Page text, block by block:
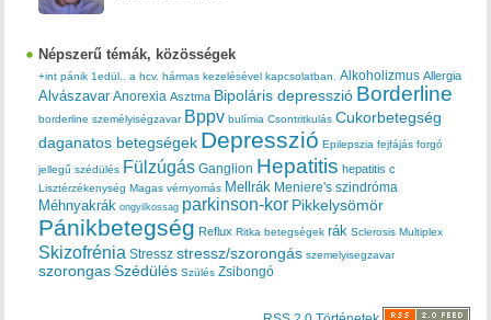
Népszerű témák, közösségek
+int pánik 1edül.. a hcv. hármas kezelésével kapcsolatban. Alkoholizmus Allergia
Alvászavar Anorexia Asztma Bipoláris depresszió Borderline
borderline személyiségzavar Bppv bulímia Csontritkulás Cukorbetegség
daganatos betegségek Depresszió Epilepszia fejfájás forgó
jellegű szédülés Fülzúgás Ganglion Hepatitis hepatitis c
Lisztérzékenység Magas vérnyomás Mellrák Meniere's szindróma
Méhnyakrák ongyilkossag parkinson-kor Pikkelysömör
Pánikbetegség Reflux Ritka betegségek rák Sclerosis Multiplex
Skizofrénia Stressz stressz/szorongás szemelyisegzavar
szorongas Szédülés Szülés Zsibongó